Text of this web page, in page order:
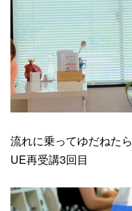
流れに乗ってゆだねたら
UE再受講3回目